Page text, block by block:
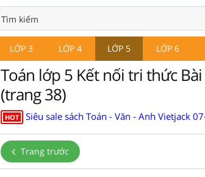
LỚP 3 LỚP 4 LỚP 5 LỚP 6
Toán lớp 5 Kết nối tri thức
(trang 38)
HOT Siêu sale sách Toán - Văn - Anh Vietjack
Trang trước